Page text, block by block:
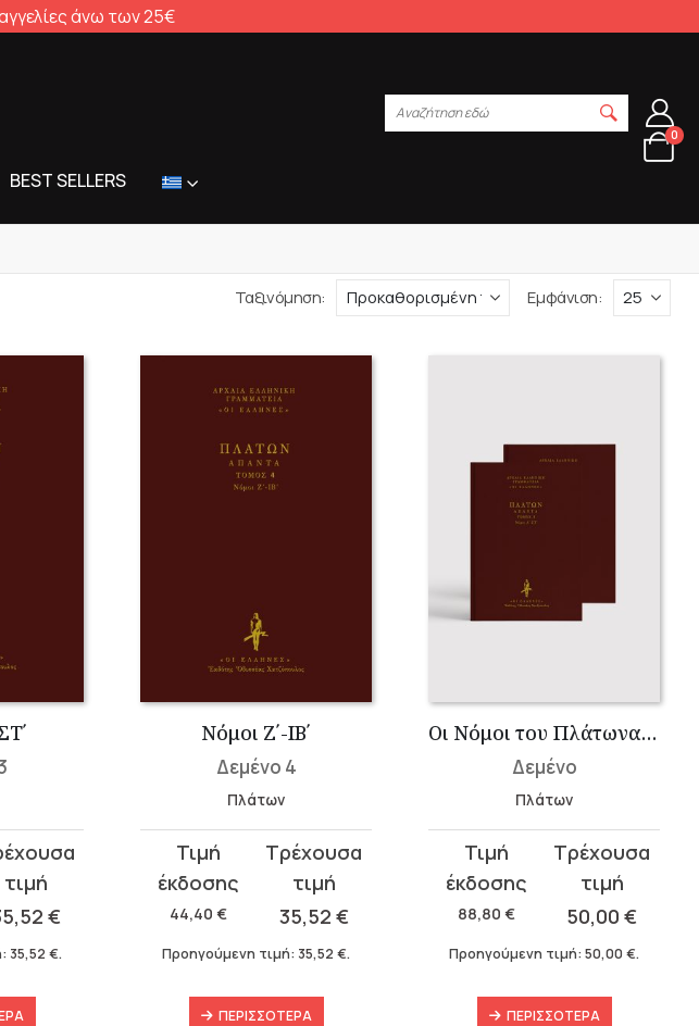
άνω των 25€
BEST SELLERS
Αναζήτηση εδώ
0
Ταξινόμηση: Εμφάνιση:
€
35,52€.
Νόμοι Ζ΄-ΙΒ΄
Δεμένο 4
Πλάτων
44,40€
Original
price
was:
44,40 €.
35,52 €
τρέχουσα
τιμή
είναι:
Προηγούμενη τιμή: 35,52€.
ΠΕΡΙΣΣΌΤΕΡΑ
Οι Νόμοι του Πλάτωνα (2 τόμοι)
Δεμένο
Πλάτων
88,80 €
Original
price
was:
88,80 €.
50,00€
τρέχουσα
τιμή
είναι:
Προηγούμενη τιμή:50,00€.
ΠΕΡΙΣΣΌΤΕΡΑ